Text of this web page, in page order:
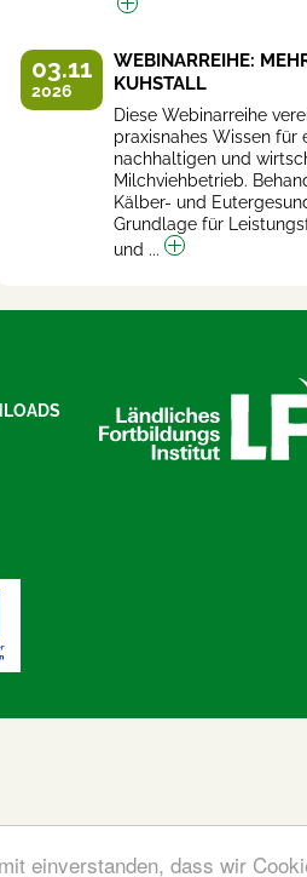
einverstanden, dass wir
03.11
2026
WEBINARREIHE:
KUHSTALL
Diese Webinarreihe
praxisnahes Wissen für
nachhaltigen und
Milchviehbetrieb.
Kälber- und
Grundlage für
und ...